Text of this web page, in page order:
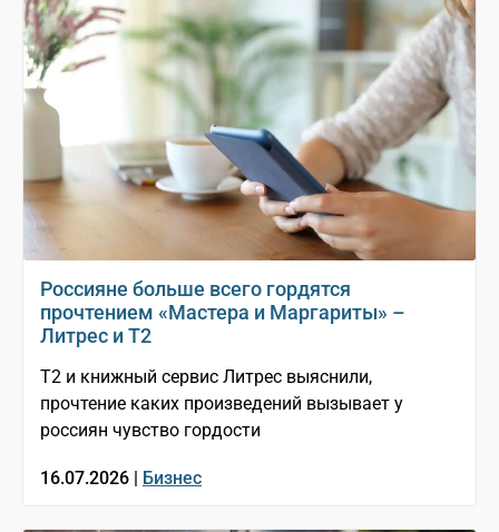
Россияне больше всего гордятся
прочтением «Мастера и Маргариты» –
Литрес и T2
T2 и книжный сервис Литрес выяснили,
прочтение каких произведений вызывает у
россиян чувство гордости
16.07.2026 | Бизнес